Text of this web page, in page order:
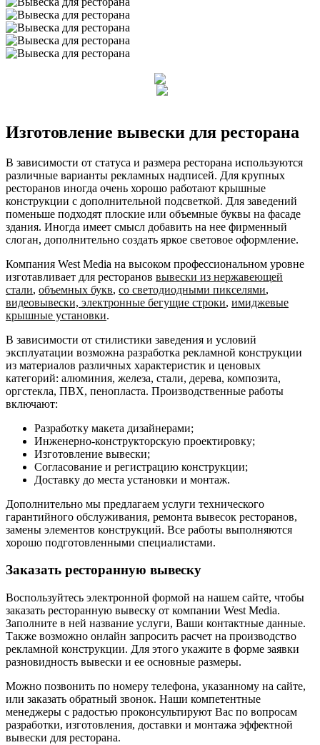
Изготовление вывески для ресторана
В зависимости от статуса и размера ресторана используются
различные варианты рекламных надписей. Для крупных
ресторанов иногда очень хорошо работают крышные
конструкции с дополнительной подсветкой. Для заведений
поменьше подходят плоские или объемные буквы на фасаде
здания. Иногда имеет смысл добавить на нее фирменный
слоган, дополнительно создать яркое световое оформление.
Компания West Media на высоком профессиональном уровне
изготавливает для ресторанов вывески из нержавеющей
стали, объемных букв, со светодиодными пикселями,
видеовывески, электронные бегущие строки, имиджевые
крышные установки.
В зависимости от стилистики заведения и условий
эксплуатации возможна разработка рекламной конструкции
из материалов различных характеристик и ценовых
категорий: алюминия, железа, стали, дерева, композита,
оргстекла, ПВХ, пенопласта. Производственные работы
включают:
Разработку макета дизайнерами;
Инженерно-конструкторскую проектировку;
Изготовление вывески;
Согласование и регистрацию конструкции;
Доставку до места установки и монтаж.
Дополнительно мы предлагаем услуги технического
гарантийного обслуживания, ремонта вывесок ресторанов,
замены элементов конструкций. Все работы выполняются
хорошо подготовленными специалистами.
Заказать ресторанную вывеску
Воспользуйтесь электронной формой на нашем сайте, чтобы
заказать ресторанную вывеску от компании West Media.
Заполните в ней название услуги, Ваши контактные данные.
Также возможно онлайн запросить расчет на производство
рекламной конструкции. Для этого укажите в форме заявки
разновидность вывески и ее основные размеры.
Можно позвонить по номеру телефона, указанному на сайте,
или заказать обратный звонок. Наши компетентные
менеджеры с радостью проконсультируют Вас по вопросам
разработки, изготовления, доставки и монтажа эффектной
вывески для ресторана.